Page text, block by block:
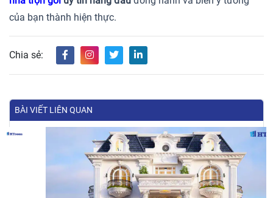
của bạn thành hiện thực.
Chia sẻ:
BÀI VIẾT LIÊN QUAN